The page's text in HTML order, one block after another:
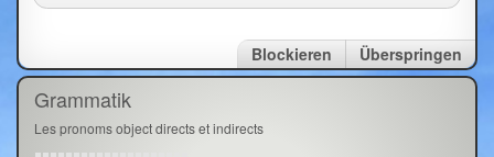
Überspringen
Blockieren
Grammatik
Les pronoms object directs et indirects